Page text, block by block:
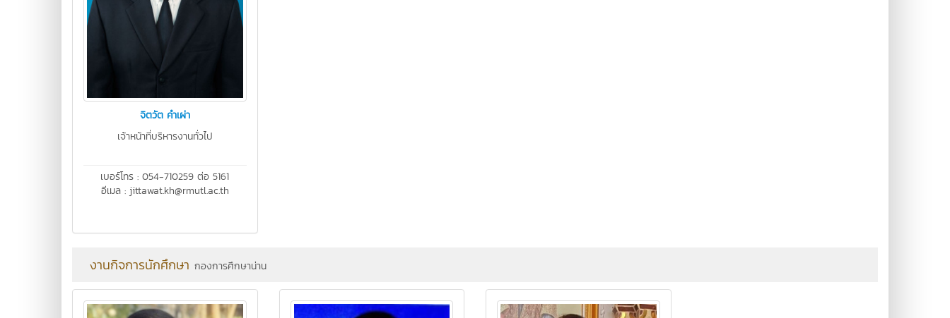
จิตวัต คำเผ่า
เจ้าหน้าที่บริหารงานทั่วไป
เบอร์โทร : 054-710259 ต่อ 5161
อีเมล : jittawat.kh@rmutl.ac.th
งานกิจการนักศึกษา กองการศึกษาน่าน